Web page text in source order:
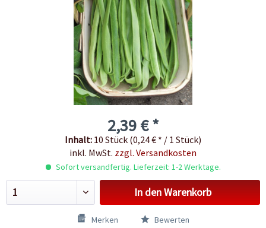
2,39 € *
Inhalt: 10 Stück (0,24 € * / 1 Stück)
inkl. MwSt. zzgl. Versandkosten
Sofort versandfertig. Lieferzeit: 1-2 Werktage.
In denWarenkorb
Merken Bewerten